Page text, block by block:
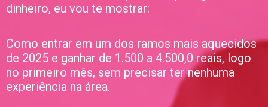
dinheiro, eu vou te mostrar:
Como entrar em um dos ramos mais aquecidos
de 2025 e ganhar de 1.500 a 4.500,0 reais, logo
no primeiro mês, sem precisar ter nenhuma
experiência na área.